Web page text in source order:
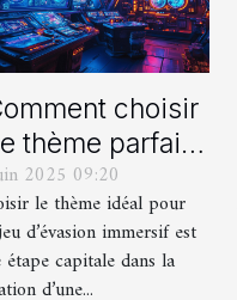
choisir
thème parfait
pour votre
prochain jeu
d'évasion
immersif
2025 09:20
le thème idéal pour
d’évasion immersif est
étape capitale dans la
d’une...